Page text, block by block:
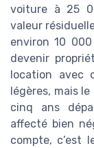
voiture à 25
valeur
environ 10
devenir
location avec
légères, mais
cinq ans
affecté bien
compte, c’est